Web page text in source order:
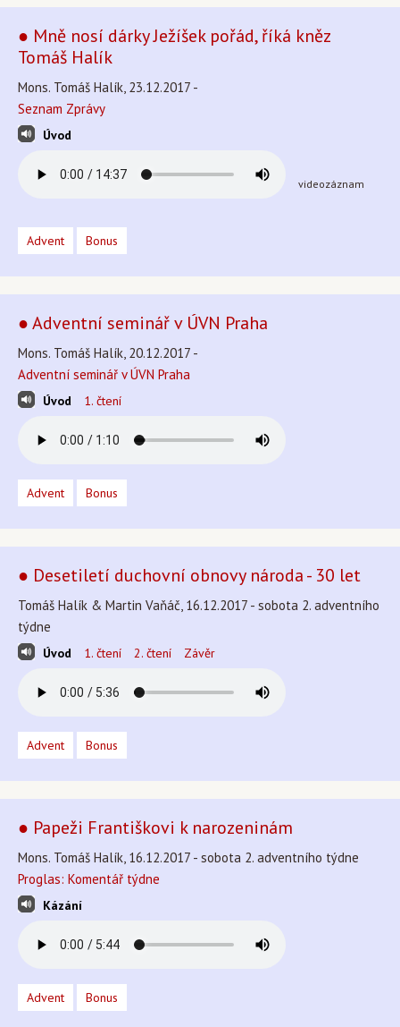
● Mně nosí dárky Ježíšek pořád, říká kněz
Tomáš Halík
Mons. Tomáš Halík, 23.12.2017 -
Seznam Zprávy
Úvod
videozáznam
Advent Bonus
● Adventní seminář v ÚVN Praha
Mons. Tomáš Halík, 20.12.2017 -
Adventní seminář v ÚVN Praha
Úvod 1. čtení
Advent Bonus
● Desetiletí duchovní obnovy národa - 30 let
Tomáš Halík & Martin Vaňáč, 16.12.2017 - sobota 2. adventního
týdne
Úvod 1. čtení 2. čtení Závěr
Advent Bonus
● Papeži Františkovi k narozeninám
Mons. Tomáš Halík, 16.12.2017 - sobota 2. adventního týdne
Proglas: Komentář týdne
Kázání
Advent Bonus